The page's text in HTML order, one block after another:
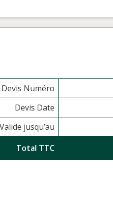
Devis Numéro
Devis Date
Valide jusqu’au
Total TTC